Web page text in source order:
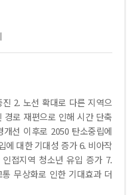
2. 노선 확대로 다른 지역으
로 재편으로 인해 시간 단축
선 이후로 2050 탄소중립에
에 대한 기대성 증가 6. 비아작
접지역 청소년 유입 증가 7.
무상화로 인한 기대효과 더